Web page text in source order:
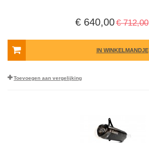
€ 640,00€ 712,00
IN WINKELMANDJE
Toevoegen aan vergelijking